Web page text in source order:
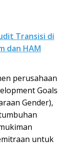
Transisi di
dan HAM
perusahaan
Goals
Gender),
untuk